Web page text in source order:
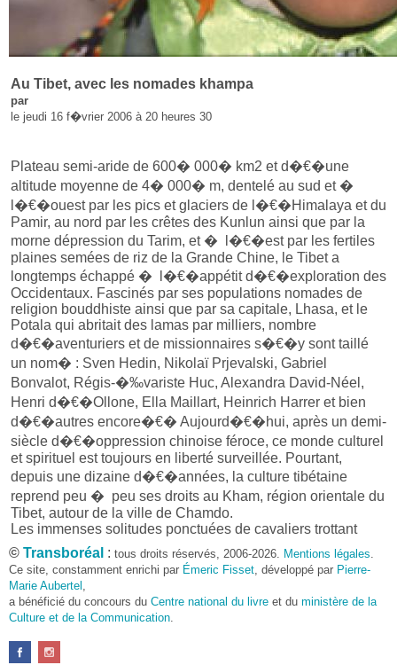
Au Tibet, avec les nomades khampa
par
le jeudi 16 f�vrier 2006 à 20 heures 30
Plateau semi-aride de 600� 000� km2 et d�€�une
altitude moyenne de 4� 000� m, dentelé au sud et �
l�€�ouest par les pics et glaciers de l�€�Himalaya et du
Pamir, au nord par les crêtes des Kunlun ainsi que par la
morne dépression du Tarim, et � l�€�est par les fertiles
plaines semées de riz de la Grande Chine, le Tibet a
longtemps échappé � l�€�appétit d�€�exploration des
Occidentaux. Fascinés par ses populations nomades de
religion bouddhiste ainsi que par sa capitale, Lhasa, et le
Potala qui abritait des lamas par milliers, nombre
d�€�aventuriers et de missionnaires s�€�y sont taillé
un nom� : Sven Hedin, Nikolaï Prjevalski, Gabriel
Bonvalot, Régis-�‰variste Huc, Alexandra David-Néel,
Henri d�€�Ollone, Ella Maillart, Heinrich Harrer et bien
d�€�autres encore�€� Aujourd�€�hui, après un demi-
siècle d�€�oppression chinoise féroce, ce monde culturel
et spirituel est toujours en liberté surveillée. Pourtant,
depuis une dizaine d�€�années, la culture tibétaine
reprend peu � peu ses droits au Kham, région orientale du
Tibet, autour de la ville de Chamdo.
Les immenses solitudes ponctuées de cavaliers trottant
dans la brume, de troupeaux de yacks esseulés et de tentes
de nomades au milieu de pâturages isolés sont toujours
l� . Aux cols, les drapeaux � prières claquent � nouveau
dans le vent et les monastères s�€�animent au son des
trompes et des tambours qui rythment les prières et les
l�€�abri du vent glacial, les nomades filent et tissent la
© Transboréal : tous droits réservés, 2006-2026. Mentions légales.
Ce site, constamment enrichi par Émeric Fisset, développé par Pierre-
Marie Aubertel ,
a bénéficié du concours du Centre national du livre et du ministère de la
Culture et de la Communication.